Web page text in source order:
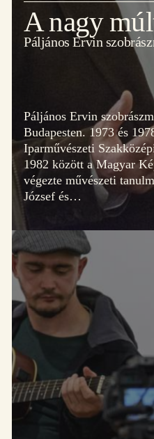
A nagy
Páljános Ervin
Páljános Ervin
Budapesten. 1973 és
Iparművészeti
1982 között a Magyar
végezte művészeti
József és…